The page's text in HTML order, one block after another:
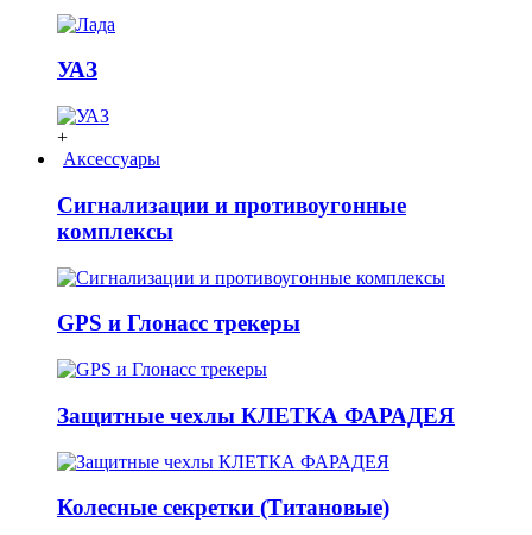
УАЗ
+
Аксессуары
Сигнализации и противоугонные
комплексы
GPS и Глонасс трекеры
Защитные чехлы КЛЕТКА ФАРАДЕЯ
Колесные секретки (Титановые)